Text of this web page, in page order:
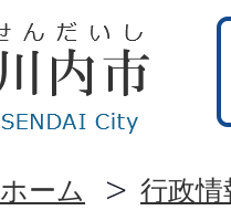
ホーム 行政情